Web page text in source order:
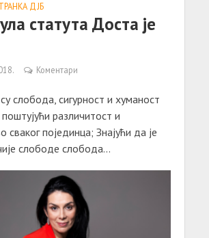
ДЈБ
статута Доста је
Коментари
слобода, сигурност и хуманост
различитост и
сваког појединца; Знајући да је
слободе слобода...